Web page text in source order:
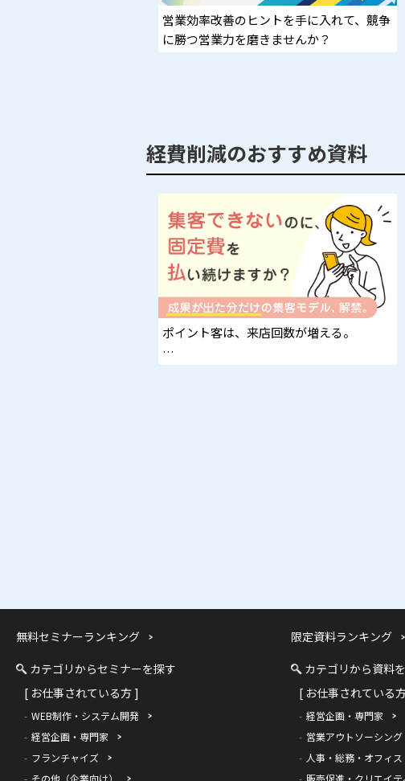
営業効率改善のヒントを手に入れて、競争
に勝つ営業力を磨きませんか？
経費削減のおすすめ資料
ポイント客は、来店回数が増える。
無料セミナーランキング
カテゴリからセミナーを探す
[ お仕事されている方 ]
WEB制作・システム開発
経営企画・専門家
フランチャイズ
限定資料ランキング
カテゴリから資料
[ お仕事されている
経営企画・専門家
営業アウトソーシング
人事・総務・オフィス